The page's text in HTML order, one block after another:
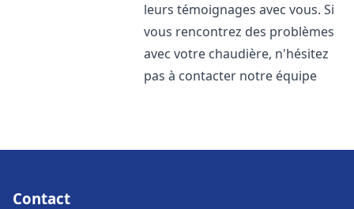
leurs témoignages avec vous. Si
vous rencontrez des problèmes
avec votre chaudière, n'hésitez
pas à contacter notre équipe
Contact